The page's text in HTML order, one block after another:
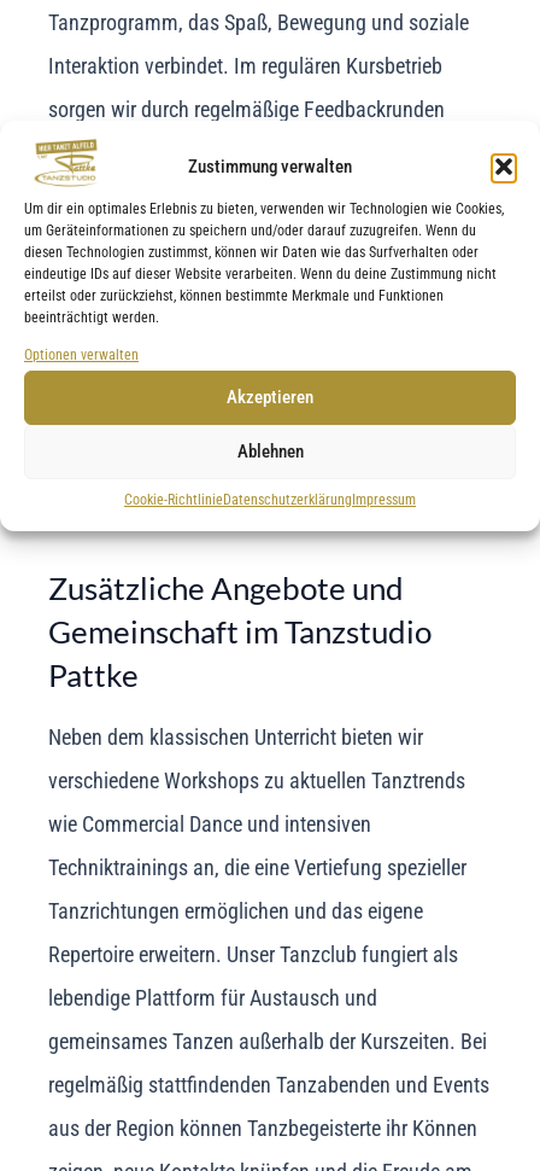
Zustimmung verwalten
Um dir ein optimales Erlebnis zu bieten, verwenden wir Technologien wie Cookies,
um Geräteinformationen zu speichern und/oder darauf zuzugreifen. Wenn du
diesen Technologien zustimmst, können wir Daten wie das Surfverhalten oder
eindeutige IDs auf dieser Website verarbeiten. Wenn du deine Zustimmung nicht
erteilst oder zurückziehst, können bestimmte Merkmale und Funktionen
beeinträchtigt werden.
Optionen verwalten
Akzeptieren
Ablehnen
Cookie-RichtlinieDatenschutzerklärungImpressum
Tanzprogramm, das Spaß, Bewegung und soziale
Interaktion verbindet. Im regulären Kursbetrieb
sorgen wir durch regelmäßige Feedbackrunden
sowie kleine Aufführungen dafür, dass die
Teilnehmer das Gelernte präsentieren und
Selbstvertrauen gewinnen. Die Kombination aus
systematischem Unterricht und individuellen
Angeboten macht das Tanzen bei uns nachhaltig
und motivierend. Zudem sind wir offen für Wünsche
und Anregungen unserer Teilnehmer, um den
Tanzalltag bestmöglich an deren Bedürfnisse
anzupassen.
Zusätzliche Angebote und
Gemeinschaft im Tanzstudio
Pattke
Neben dem klassischen Unterricht bieten wir
verschiedene Workshops zu aktuellen Tanztrends
wie Commercial Dance und intensiven
Techniktrainings an, die eine Vertiefung spezieller
Tanzrichtungen ermöglichen und das eigene
Repertoire erweitern. Unser Tanzclub fungiert als
lebendige Plattform für Austausch und
gemeinsames Tanzen außerhalb der Kurszeiten. Bei
regelmäßig stattfindenden Tanzabenden und Events
aus der Region können Tanzbegeisterte ihr Können